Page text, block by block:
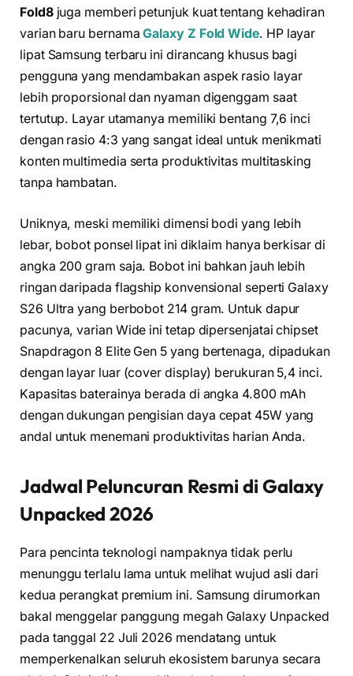
Fold8juga memberi petunjuk kuat tentang kehadiran
varian baru bernamaGalaxy Z Fold Wide. HP layar
lipat Samsung terbaru ini dirancang khusus bagi
pengguna yang mendambakan aspek rasio layar
lebih proporsional dan nyaman digenggam saat
tertutup. Layar utamanya memiliki bentang 7,6 inci
dengan rasio 4:3 yang sangat ideal untuk menikmati
konten multimedia serta produktivitas multitasking
tanpa hambatan.
Uniknya, meski memiliki dimensi bodi yang lebih
lebar, bobot ponsel lipat ini diklaim hanya berkisar di
angka 200 gram saja. Bobot ini bahkan jauh lebih
ringan daripada flagship konvensional seperti Galaxy
S26 Ultra yang berbobot 214 gram. Untuk dapur
pacunya, varian Wide ini tetap dipersenjatai chipset
Snapdragon 8 Elite Gen 5 yang bertenaga, dipadukan
dengan layar luar (cover display) berukuran 5,4 inci.
Kapasitas baterainya berada di angka 4.800 mAh
dengan dukungan pengisian daya cepat 45W yang
andal untuk menemani produktivitas harian Anda.
Jadwal Peluncuran Resmi di Galaxy
Unpacked 2026
Para pencinta teknologi nampaknya tidak perlu
menunggu terlalu lama untuk melihat wujud asli dari
kedua perangkat premium ini. Samsung dirumorkan
bakal menggelar panggung megah Galaxy Unpacked
pada tanggal 22 Juli 2026 mendatang untuk
memperkenalkan seluruh ekosistem barunya secara